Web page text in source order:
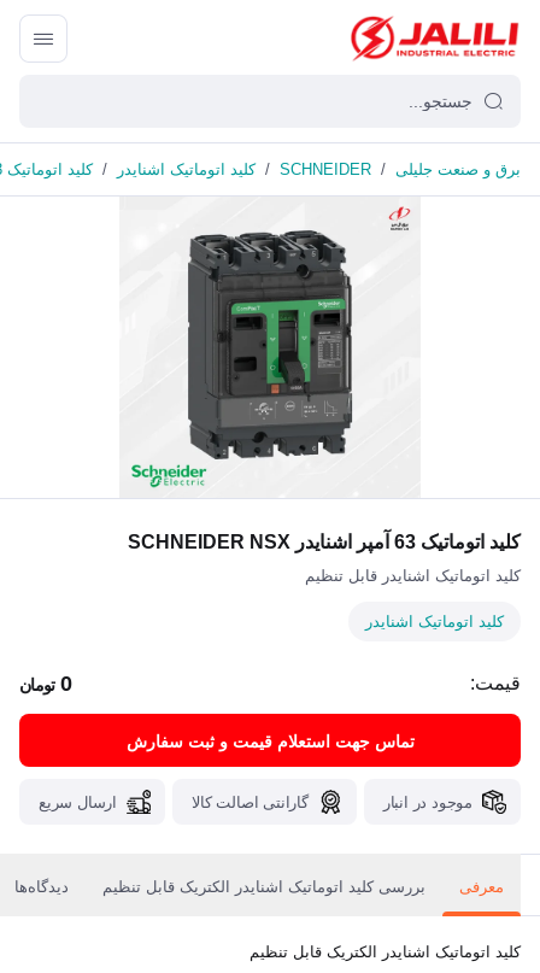
برق و صنعت جلیلی /
SCHNEIDER
/ کلید اتوماتیک اشنایدر / کلید اتوماتیک 63 آمپر اشنایدر SCHNEIDER NSX
کلید اتوماتیک 63 آمپر اشنایدر SCHNEIDER NSX
کلید اتوماتیک اشنایدر قابل تنظیم
کلید اتوماتیک اشنایدر
قیمت: 0 تومان
تماس جهت استعلام قیمت و ثبت سفارش
موجود در انبار گارانتی اصالت کالا ارسال سریع
معرفی بررسی کلید اتوماتیک اشنایدر الکتریک قابل تنظیم دیدگاه‌ها
کلید اتوماتیک اشنایدر الکتریک قابل تنظیم